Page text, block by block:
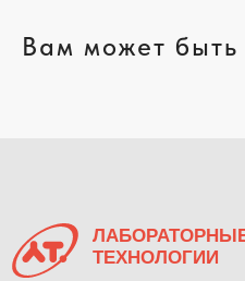
Вам может быть
ООО «ЛАБОРАТОРНЫЕ
Разработка сайта